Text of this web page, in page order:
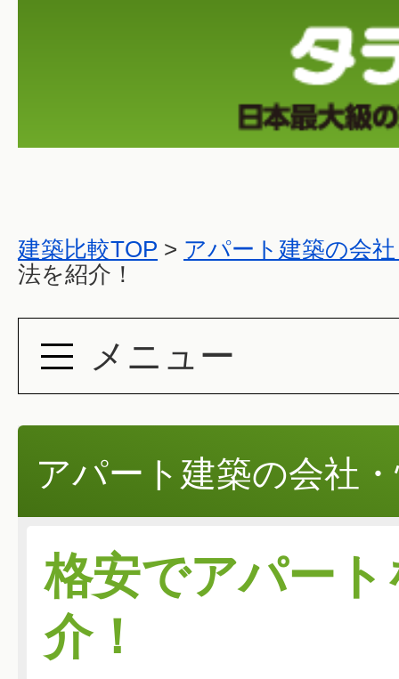
建築比較TOP > アパート建築の会
法を紹介！
メニュー
アパート建築の会社
格安でアパー
介！